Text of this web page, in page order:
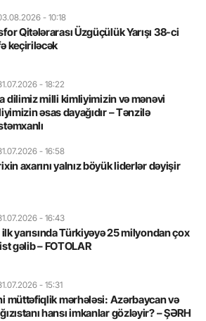
- 10:18
Qitələrarası Üzgüçülük Yarışı 38-ci
keçiriləcək
- 18:22
dilimiz milli kimliyimizin və mənəvi
əsas dayağıdır – Tənzilə
- 16:58
axarını yalnız böyük liderlər dəyişir
- 16:43
yarısında Türkiyəyə 25 milyondan çox
gəlib – FOTOLAR
- 15:31
müttəfiqlik mərhələsi: Azərbaycan və
hansı imkanlar gözləyir? – ŞƏRH